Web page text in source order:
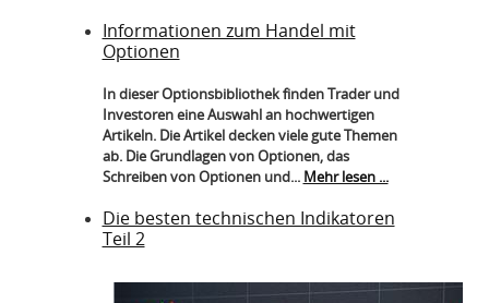
Informationen zum Handel mit
Optionen
In dieser Optionsbibliothek finden Trader und
Investoren eine Auswahl an hochwertigen
Artikeln. Die Artikel decken viele gute Themen
ab. Die Grundlagen von Optionen, das
Schreiben von Optionen und... Mehr lesen ...
Die besten technischen Indikatoren
Teil 2